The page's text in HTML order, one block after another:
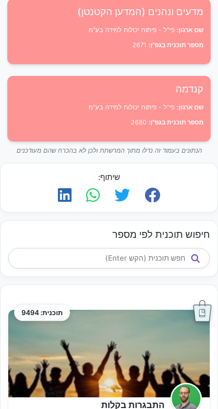
מדעים ונהנים (המדען הקטנטן)
שם ארגון: פי"ל - פיתוח יכולות למידה בע"מ
מספר תוכנית בגפ"ן:
קנדמה
שם ארגון: פי"ל - פיתוח יכולות למידה בע"מ
מספר תוכנית בגפ"ן:
הנתונים בעמוד זה נדלו מתוך המרשתת ולכן לא בהכרח שהם מעודכנים
שיתוף:
חיפוש תוכנית לפי מספר
תוכנית: 9494
התבגרות בקלות